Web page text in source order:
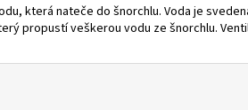
která nateče do šnorchlu. Voda je
propustí veškerou vodu ze šnorchlu.